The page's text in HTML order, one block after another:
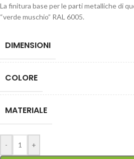
La finitura base per le parti metalliche di
“verde muschio” RAL 6005.
DIMENSIONI
COLORE
MATERIALE
- +